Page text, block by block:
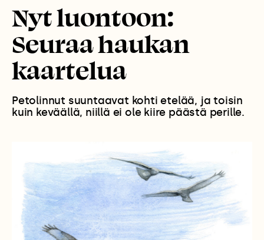
Nyt luontoon:
Seuraa haukan
kaartelua
Petolinnut suuntaavat kohti etelää, ja toisin
kuin keväällä, niillä ei ole kiire päästä perille.